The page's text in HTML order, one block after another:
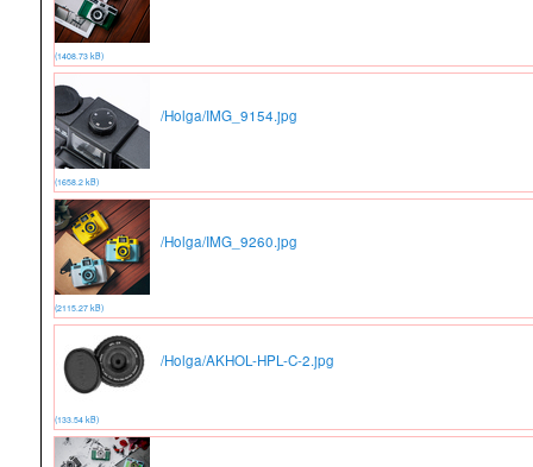
(1408.73 kB)
/Holga/IMG_9154.jpg
(1658.2 kB)
/Holga/IMG_9260.jpg
(2115.27 kB)
/Holga/AKHOL-HPL-C-2.jpg
(133.54 kB)